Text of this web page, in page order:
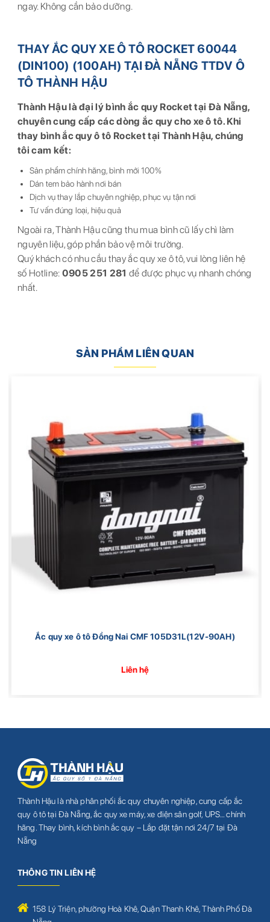
ngay. Không cần bảo dưỡng.
THAY ẮC QUY XE Ô TÔ ROCKET 60044
(DIN100) (100AH) TẠI ĐÀ NẴNG TTDV Ô
TÔ THÀNH HẬU
Thành Hậu là đại lý bình ắc quy Rocket tại Đà Nẵng,
chuyên cung cấp các dòng ắc quy cho xe ô tô. Khi
thay bình ắc quy ô tô Rocket tại Thành Hậu, chúng
tôi cam kết:
Sản phẩm chính hãng, bình mới 100%
Dán tem bảo hành nơi bán
Dịch vụ thay lắp chuyên nghiệp, phục vụ tận nơi
Tư vấn đúng loại, hiệu quả
Ngoài ra, Thành Hậu cũng thu mua bình cũ lấy chì làm
nguyên liệu, góp phần bảo vệ môi trường.
Quý khách có nhu cầu thay ắc quy xe ô tô, vui lòng liên hệ
số Hotline: 0905 251 281 để được phục vụ nhanh chóng
nhất.
SẢN PHẨM LIÊN QUAN
Ắc quy xe ô tô Đồng Nai CMF 105D31L(12V-90AH)
Liên hệ
Thành Hậu là nhà phân phối ắc quy chuyên nghiệp, cung cấp ắc
quy ô tô tại Đà Nẵng, ắc quy xe máy, xe điện sân golf, UPS… chính
hãng. Thay bình, kích bình ắc quy – Lắp đặt tận nơi 24/7 tại Đà
Nẵng
THÔNG TIN LIÊN HỆ
158 Lý Triện, phường Hoà Khê, Quận Thanh Khê, Thành Phố Đà